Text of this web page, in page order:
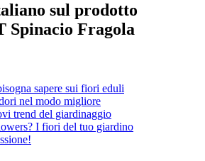
sul prodotto
Spinacio Fragola
sapere sui fiori eduli
nel modo migliore
trend del giardinaggio
I fiori del tuo giardino